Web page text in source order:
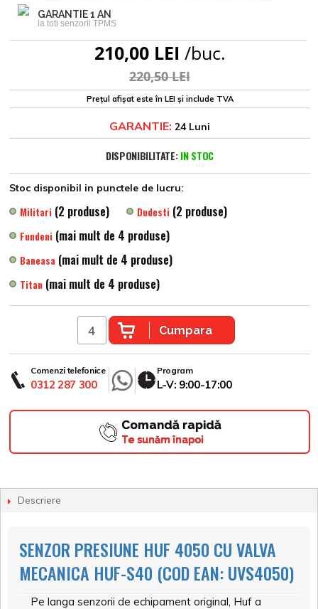
GARANTIE 1 AN
la toti senzorii TPMS
210,00 LEI /buc.
220,50 LEI
Prețul afișat este în LEI și include TVA
GARANTIE: 24 Luni
DISPONIBILITATE: IN STOC
Stoc disponibil in punctele de lucru:
Militari (2 produse) Dudesti (2 produse)
Fundeni (mai mult de 4 produse)
Baneasa (mai mult de 4 produse)
Titan (mai mult de 4 produse)
Cumpara
Comenzi telefonice
0312 287 300
Program
L-V: 9:00-17:00
Comandă rapidă
Te sunăm înapoi
Descriere
SENZOR PRESIUNE HUF 4050 CU VALVA
MECANICA HUF-S40 (COD EAN: UVS4050)
Pe langa senzorii de echipament original, Huf a